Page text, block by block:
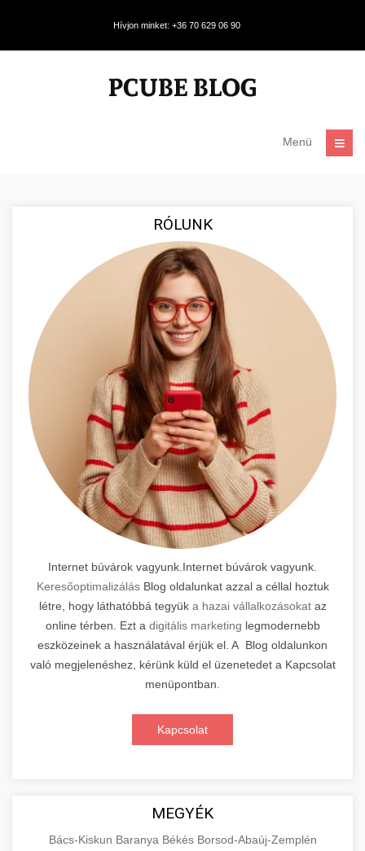
Hívjon minket: +36 70 629 06 90
Menü
RÓLUNK
Internet búvárok vagyunk.Internet búvárok vagyunk.
KeresőoptimalizálásBlog oldalunkat azzal a céllal hoztuk
létre, hogy láthatóbbá tegyük a hazai vállalkozásokataz
online térben. Ezt a digitális marketing legmodernebb
eszközeinek a használatával érjük el. A Blog oldalunkon
való megjelenéshez, kérünk küld el üzenetedet a Kapcsolat
menüpontban.
Kapcsolat
MEGYÉK
Bács-Kiskun Baranya Békés Borsod-Abaúj-Zemplén